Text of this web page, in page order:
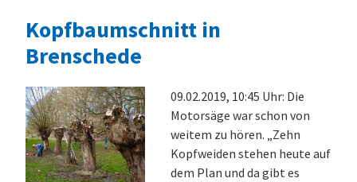
Kopfbaumschnitt in
Brenschede
09.02.2019, 10:45 Uhr: Die
Motorsäge war schon von
weitem zu hören. „Zehn
Kopfweiden stehen heute auf
dem Plan und da gibt es